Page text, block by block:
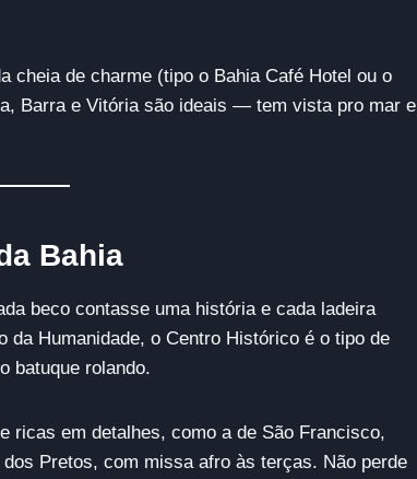
cheia de charme (tipo o Bahia Café Hotel ou o
Barra e Vitória são ideais — tem vista pro mar e
Bahia
beco contasse uma história e cada ladeira
da Humanidade, o Centro Histórico é o tipo de
batuque rolando.
ricas em detalhes, como a de São Francisco,
Pretos, com missa afro às terças. Não perde